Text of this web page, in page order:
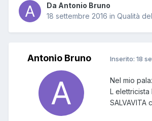
Da Antonio Bruno
18 settembre 2016 in Qualità
Antonio Bruno Inserito: 18
Nel mio
L
SALVAVITA